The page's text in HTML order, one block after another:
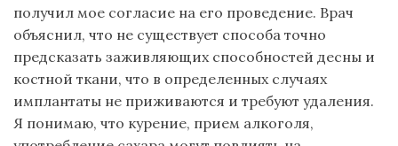
получил мое согласие на его проведение. Врач
объяснил, что не существует способа точно
предсказать заживляющих способностей десны и
костной ткани, что в определенных случаях
имплантаты не приживаются и требуют удаления.
Я понимаю, что курение, прием алкоголя,